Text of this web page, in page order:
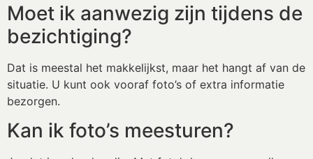
Moet ik aanwezig zijn tijdens de
bezichtiging?
Dat is meestal het makkelijkst, maar het hangt af van de
situatie. U kunt ook vooraf foto’s of extra informatie
bezorgen.
Kan ik foto’s meesturen?